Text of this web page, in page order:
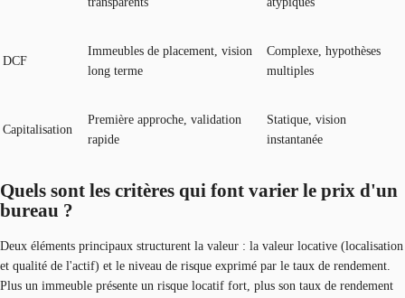
DCF
Immeubles de placement, vision
long terme
Complexe, hypothèses
multiples
Capitalisation
Première approche, validation
rapide
Statique, vision
instantanée
Quels sont les critères qui font varier le prix d'un
bureau ?
Deux éléments principaux structurent la valeur : la valeur locative (localisation
et qualité de l'actif) et le niveau de risque exprimé par le taux de rendement.
Plus un immeuble présente un risque locatif fort, plus son taux de rendement